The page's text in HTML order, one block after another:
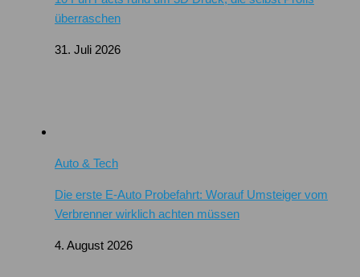
überraschen
31. Juli 2026
Auto & Tech
Die erste E-Auto Probefahrt: Worauf Umsteiger vom
Verbrenner wirklich achten müssen
4. August 2026